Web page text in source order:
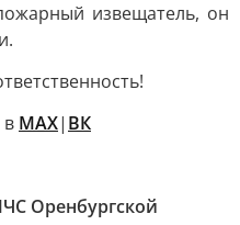
извещатель, он
MAX| ВК
Оренбургской